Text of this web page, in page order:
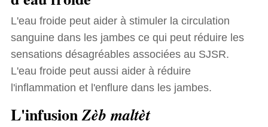
L'eau froide peut aider à stimuler la circulation
sanguine dans les jambes ce qui peut réduire les
sensations désagréables associées au SJSR.
L'eau froide peut aussi aider à réduire
l'inflammation et l'enflure dans les jambes.
L'infusionZèb maltèt